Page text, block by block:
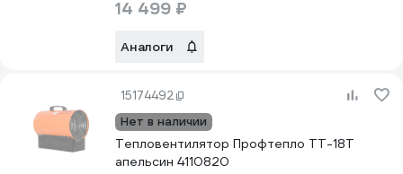
14 499 ₽
Аналоги
15174492
Нет в наличии
Тепловентилятор Профтепло ТТ-18Т
апельсин 4110820